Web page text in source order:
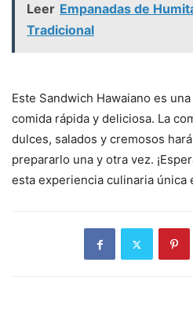
Leer Empanadas de
Tradicional
Este Sandwich Hawaiano es
comida rápida y deliciosa. La
dulces, salados y cremosos
prepararlo una y otra vez.
esta experiencia culinaria única